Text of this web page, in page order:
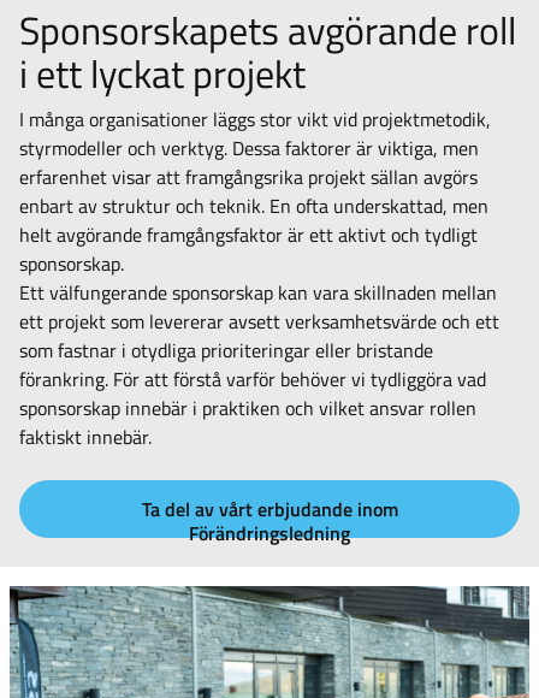
Sponsorskapets avgörande roll
i ett lyckat projekt
I många organisationer läggs stor vikt vid projektmetodik,
styrmodeller och verktyg. Dessa faktorer är viktiga, men
erfarenhet visar att framgångsrika projekt sällan avgörs
enbart av struktur och teknik. En ofta underskattad, men
helt avgörande framgångsfaktor är ett aktivt och tydligt
sponsorskap.
Ett välfungerande sponsorskap kan vara skillnaden mellan
ett projekt som levererar avsett verksamhetsvärde och ett
som fastnar i otydliga prioriteringar eller bristande
förankring. För att förstå varför behöver vi tydliggöra vad
sponsorskap innebär i praktiken och vilket ansvar rollen
faktiskt innebär.
Ta del av vårt erbjudande inom
Förändringsledning